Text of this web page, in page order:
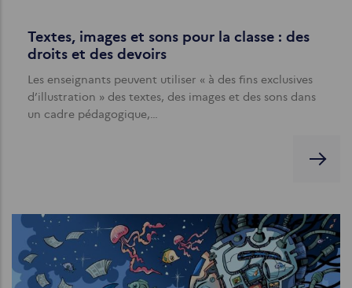
Textes, images et sons pour la classe : des
droits et des devoirs
Les enseignants peuvent utiliser « à des fins exclusives
d’illustration » des textes, des images et des sons dans
un cadre pédagogique,…